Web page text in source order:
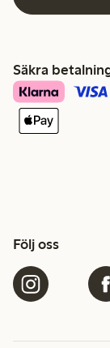
Säkra
Följ oss